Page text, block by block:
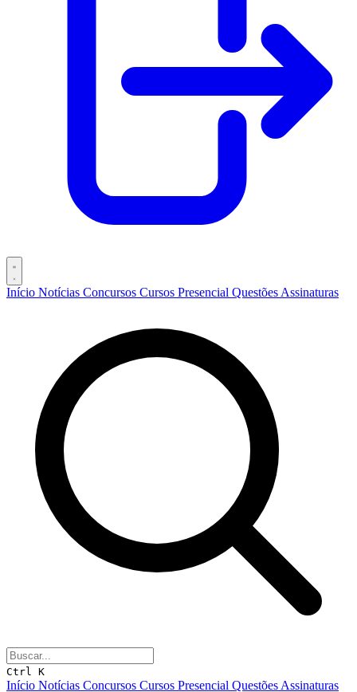
Início Notícias Concursos Cursos Presencial Questões Assinaturas
Ctrl K
Início Notícias Concursos Cursos Presencial Questões Assinaturas